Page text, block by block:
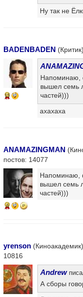
Ну так не
BADENBADEN
15
Напоминаю,
вышел семь
частей)))
ахахаха
ANAMAZINGMAN
постов: 14077
6
Напоминаю,
вышел семь
частей)))
yrenson
10816
Andrew
А сборы